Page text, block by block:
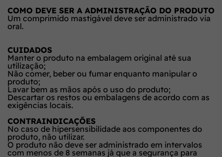
COMO DEVE SER A ADMINISTRAÇÃO DO PRODUTO
Um comprimido mastigável deve ser administrado via
oral.
CUIDADOS
Manter o produto na embalagem original até sua
utilização;
Não comer, beber ou fumar enquanto manipular o
produto;
Lavar bem as mãos após o uso do produto;
Descartar os restos ou embalagens de acordo com as
exigências locais.
CONTRAINDICAÇÕES
No caso de hipersensibilidade aos componentes do
produto, não utilizar.
O produto não deve ser administrado em intervalos
com menos de 8 semanas já que a segurança para